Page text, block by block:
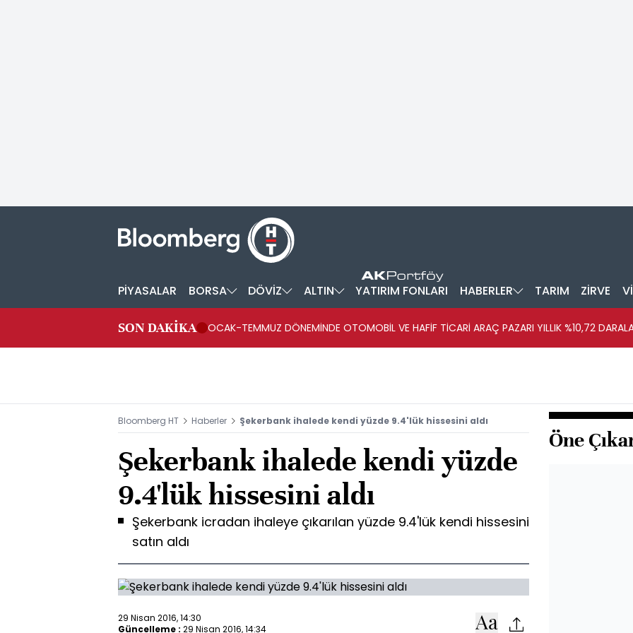
PİYASALAR BORSA DÖVİZ ALTIN YATIRIM FONLARI HABERLER TARIM ZİRVE
SON DAKİKA
OCAK-TEMMUZ DÖNEMİNDE OTOMOBİL VE HAFİF TİCARİ ARAÇ PAZARI YILLIK %10,72
Bloomberg HT Haberler Şekerbank ihalede kendi yüzde 9.4'lük hissesini aldı
Şekerbank ihalede kendi yüzde
9.4'lük hissesini aldı
Şekerbank icradan ihaleye çıkarılan yüzde 9.4'lük kendi hissesini
satın aldı
29 Nisan 2016, 14:30
Güncelleme : 29 Nisan 2016, 14:34
Öne